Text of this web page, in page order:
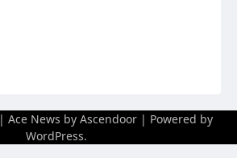
| Ace News by Ascendoor | Powered by
WordPress.